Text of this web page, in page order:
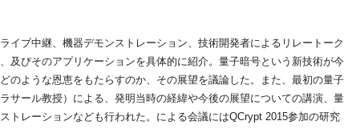
イブ中継、機器デモンストレーション、技術開発者によるリレートーク
及びそのアプリケーションを具体的に紹介。量子暗号という新技術が今
のような恩恵をもたらすのか、その展望を議論した。また、最初の量子
サール教授）による、発明当時の経緯や今後の展望についての講演、量
トレーションなども行われた。による会議にはQCrypt 2015参加の研究